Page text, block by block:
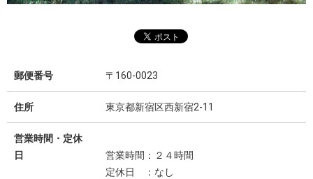
郵便番号 〒160-0023
住所 東京都新宿区西新宿2-11
営業時間・定休
日
営業時間：２４時間
定休日 ：なし